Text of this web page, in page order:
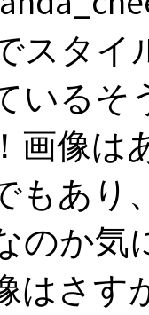
スタイ
いるそ
画像は
もあり
のか気
はさす